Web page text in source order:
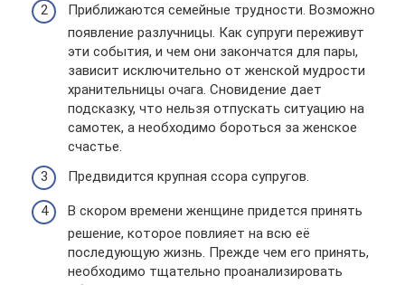
Приближаются семейные трудности. Возможно
появление разлучницы. Как супруги переживут
эти события, и чем они закончатся для пары,
зависит исключительно от женской мудрости
хранительницы очага. Сновидение дает
подсказку, что нельзя отпускать ситуацию на
самотек, а необходимо бороться за женское
счастье.
Предвидится крупная ссора супругов.
В скором времени женщине придется принять
решение, которое повлияет на всю её
последующую жизнь. Прежде чем его принять,
необходимо тщательно проанализировать